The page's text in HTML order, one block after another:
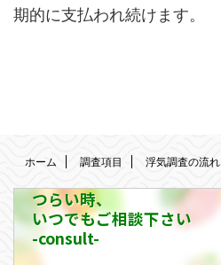
期的に支払われ続けます。
ホーム 調査項目 浮気調査の流れ
つらい時、
いつでもご相談下さい
-consult-